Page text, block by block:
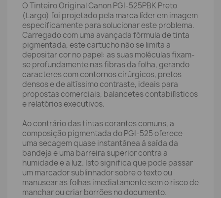
O Tinteiro Original Canon PGI-525PBK Preto
(Largo) foi projetado pela marca líder em imagem
especificamente para solucionar este problema.
Carregado com uma avançada fórmula de tinta
pigmentada, este cartucho não se limita a
depositar cor no papel: as suas moléculas fixam-
se profundamente nas fibras da folha, gerando
caracteres com contornos cirúrgicos, pretos
densos e de altíssimo contraste, ideais para
propostas comerciais, balancetes contabilísticos
e relatórios executivos.
Ao contrário das tintas corantes comuns, a
composição pigmentada do PGI-525 oferece
uma secagem quase instantânea à saída da
bandeja e uma barreira superior contra a
humidade e a luz. Isto significa que pode passar
um marcador sublinhador sobre o texto ou
manusear as folhas imediatamente sem o risco de
manchar ou criar borrões no documento.